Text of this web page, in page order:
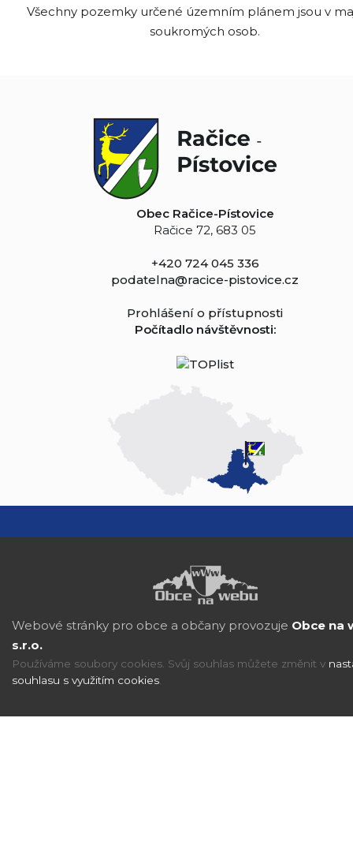
Všechny pozemky určené územním plánem jsou v
soukromých osob.
Obec Račice-Pístovice
Račice 72, 683 05
+420 724 045 336
podatelna@racice-pistovice.cz
Prohlášení o přístupnosti
Počítadlo návštěvnosti:
Webové stránky pro obce a občany provozuje Obce na
s.r.o.
Používáme soubory cookies. Svůj souhlas můžete změnit v
souhlasu s využitím cookies